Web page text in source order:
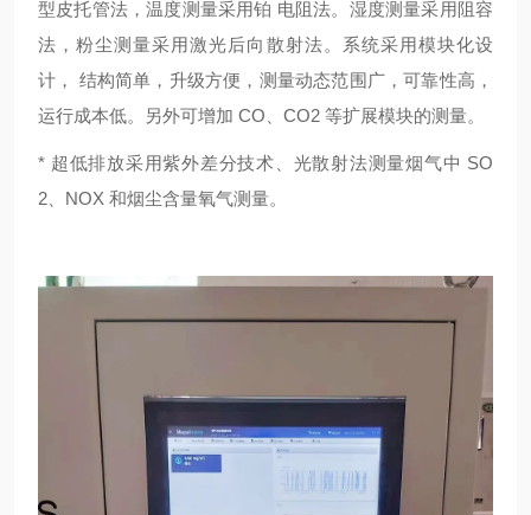
型皮托管法，温度测量采用铂 电阻法。湿度测量采用阻容
法，粉尘测量采用激光后向散射法。系统采用模块化设
计， 结构简单，升级方便，测量动态范围广，可靠性高，
运行成本低。另外可增加 CO、CO2 等扩展模块的测量。
* 超低排放采用紫外差分技术、光散射法测量烟气中 SO
2、NOX 和烟尘含量氧气测量。